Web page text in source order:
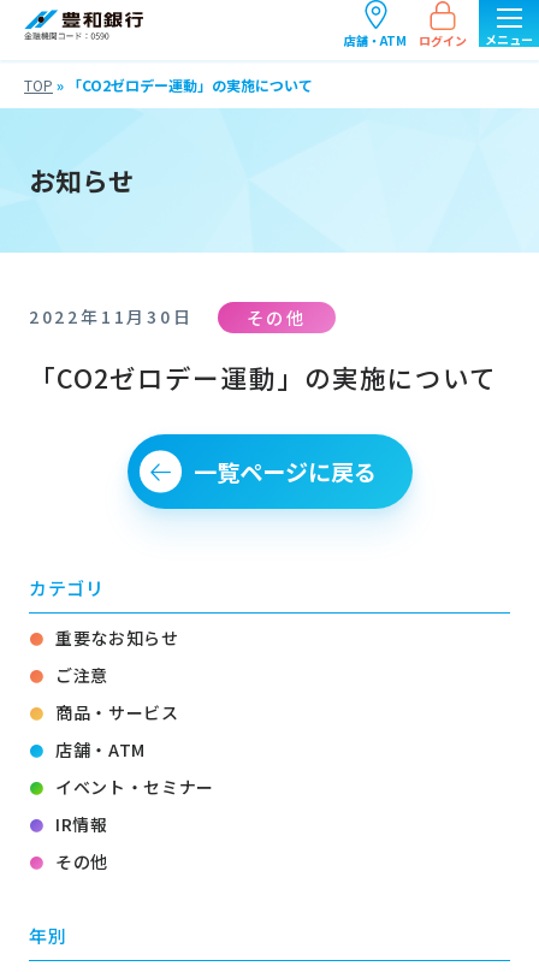
店舗・ATM ログイン
TOP » 「CO2ゼロデー運動」の実施について
お知らせ
2022年11月30日 その他
「CO2ゼロデー運動」の実施について
一覧ページに戻る
カテゴリ
重要なお知らせ
ご注意
商品・サービス
店舗・ATM
イベント・セミナー
IR情報
その他
年別